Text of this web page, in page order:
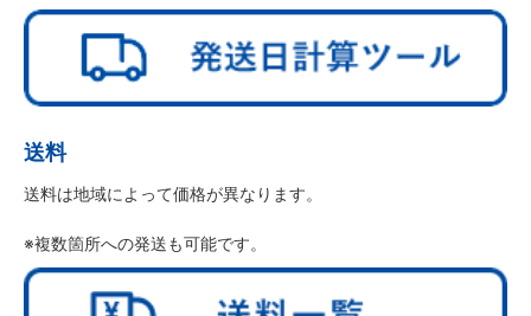
送料
送料は地域によって価格が異なります。
※複数箇所への発送も可能です。